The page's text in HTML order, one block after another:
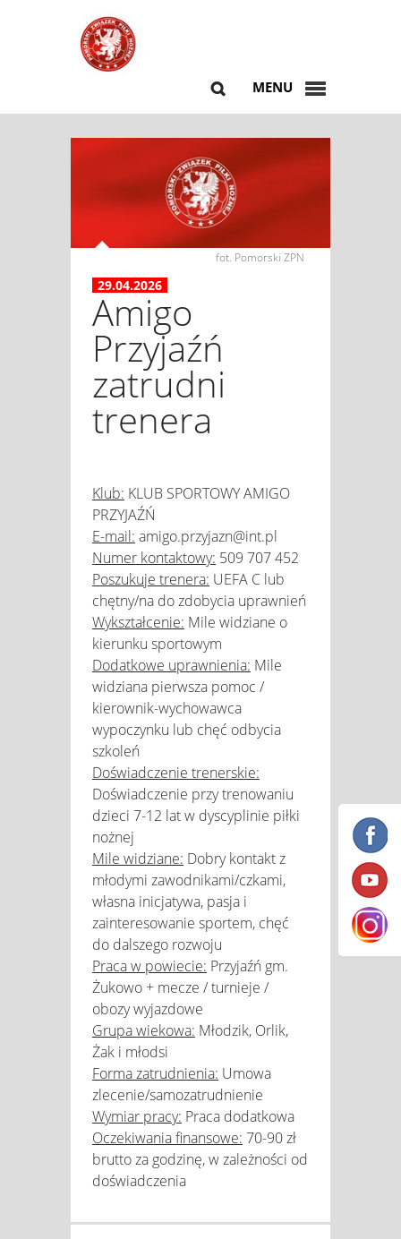
MENU
fot. Pomorski ZPN
29.04.2026
Amigo
Przyjaźń
zatrudni
trenera
Klub: KLUB SPORTOWY AMIGO
PRZYJAŹŃ
E-mail: amigo.przyjazn@int.pl
Numer kontaktowy: 509 707 452
Poszukuje trenera: UEFA C lub
chętny/na do zdobycia uprawnień
Wykształcenie: Mile widziane o
kierunku sportowym
Dodatkowe uprawnienia: Mile
widziana pierwsza pomoc /
kierownik-wychowawca
wypoczynku lub chęć odbycia
szkoleń
Doświadczenie trenerskie:
Doświadczenie przy trenowaniu
dzieci 7-12 lat w dyscyplinie piłki
nożnej
Mile widziane: Dobry kontakt z
młodymi zawodnikami/czkami,
własna inicjatywa, pasja i
zainteresowanie sportem, chęć
do dalszego rozwoju
Praca w powiecie: Przyjaźń gm.
Żukowo + mecze / turnieje /
obozy wyjazdowe
Grupa wiekowa: Młodzik, Orlik,
Żak i młodsi
Forma zatrudnienia: Umowa
zlecenie/samozatrudnienie
Wymiar pracy: Praca dodatkowa
Oczekiwania finansowe: 70-90 zł
brutto za godzinę, w zależności od
doświadczenia